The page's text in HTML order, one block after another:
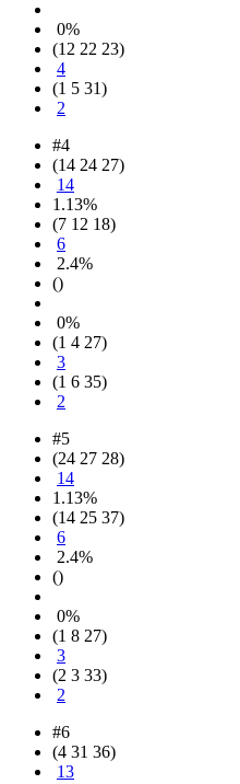
0%
(12 22 23)
4
(1 5 31)
2
#4
(14 24 27)
14
1.13%
(7 12 18)
6
2.4%
()
0%
(1 4 27)
3
(1 6 35)
2
#5
(24 27 28)
14
1.13%
(14 25 37)
6
2.4%
()
0%
(1 8 27)
3
(2 3 33)
2
#6
(4 31 36)
13